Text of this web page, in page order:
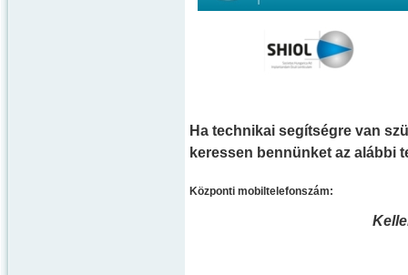
Ha technikai segítségre van
keressen bennünket az alábbi
Központi mobiltelefonszám: